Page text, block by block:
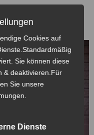
Cookies auf
Sie können diese
& deaktivieren.Für
Sie unsere
Dienste